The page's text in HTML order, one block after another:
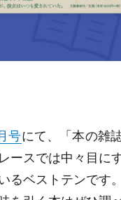
号にて、「本の雑
ースでは中々目に
るベストテンです